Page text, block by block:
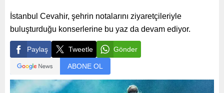
İstanbul Cevahir, şehrin notalarını ziyaretçileriyle
buluşturduğu konserlerine bu yaz da devam ediyor.
Paylaş Tweetle Gönder
ABONE OL